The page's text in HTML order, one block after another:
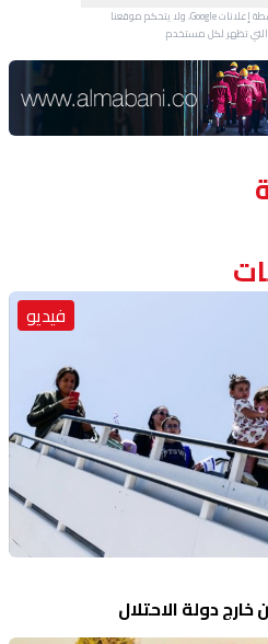
يتم عرض هذا الإعلان بواسطة إعلانات Google، ولا يتحكم موقعنا
التي تظهر لكل مستخدم.
فيديو
دولة الاحتلال